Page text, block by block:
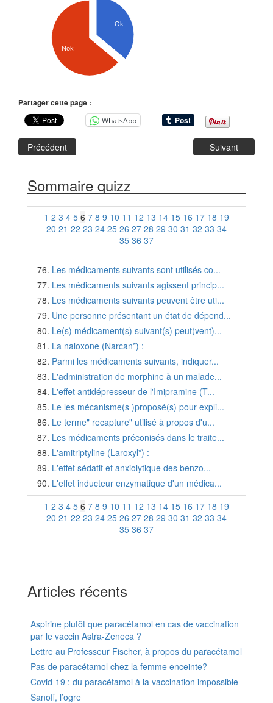
Ok
Nok
Partager cette page :
WhatsApp
Précédent Suivant
Sommaire quizz
1 2 3 4 5 6 7 8 9 10 11 12 13 14 15 16 17 18 19
20 21 22 23 24 25 26 27 28 29 30 31 32 33 34
35 36 37
Les médicaments suivants sont utilisés co...
Les médicaments suivants agissent princip...
Les médicaments suivants peuvent être uti...
Une personne présentant un état de dépend...
Le(s) médicament(s) suivant(s) peut(vent)...
La naloxone (Narcan*) :
Parmi les médicaments suivants, indiquer...
L'administration de morphine à un malade...
L'effet antidépresseur de l'Imipramine (T...
Le les mécanisme(s )proposé(s) pour expli...
Le terme" recapture" utilisé à propos d'u...
Les médicaments préconisés dans le traite...
L'amitriptyline (Laroxyl*) :
L'effet sédatif et anxiolytique des benzo...
L'effet inducteur enzymatique d'un médica...
1 2 3 4 5 6 7 8 9 10 11 12 13 14 15 16 17 18 19
20 21 22 23 24 25 26 27 28 29 30 31 32 33 34
35 36 37
Articles récents
Aspirine plutôt que paracétamol en cas de vaccination
par le vaccin Astra-Zeneca ?
Lettre au Professeur Fischer, à propos du paracétamol
Pas de paracétamol chez la femme enceinte?
Covid-19 : du paracétamol à la vaccination impossible
Sanofi, l’ogre